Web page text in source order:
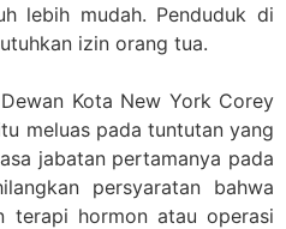
lebih mudah. Penduduk di
izin orang tua.
Kota New York Corey
meluas pada tuntutan yang
jabatan pertamanya pada
persyaratan bahwa
terapi hormon atau operasi